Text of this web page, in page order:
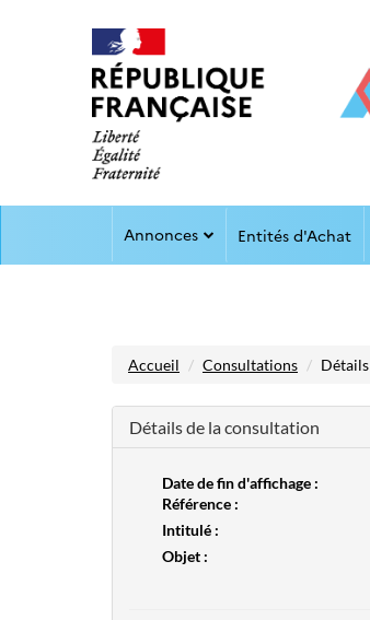
Annonces Entités d'Achat
Accueil Consultations Détails
Détails de la consultation
Date de fin d'affichage :
Référence :
Intitulé :
Objet :